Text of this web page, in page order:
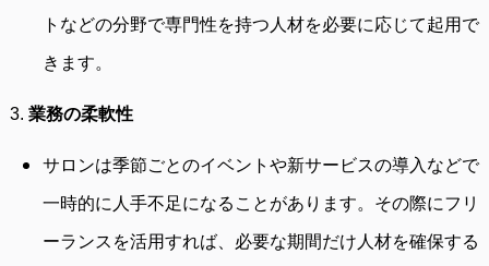
トなどの分野で専門性を持つ人材を必要に応じて起用で
きます。
3. 業務の柔軟性
サロンは季節ごとのイベントや新サービスの導入などで
一時的に人手不足になることがあります。その際にフリ
ーランスを活用すれば、必要な期間だけ人材を確保する